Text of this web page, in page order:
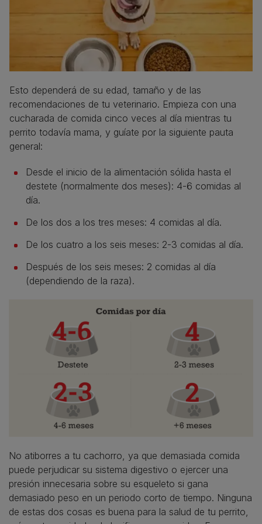
Esto dependerá de su edad, tamaño y de las
recomendaciones de tu veterinario. Empieza con una
cucharada de comida cinco veces al día mientras tu
perrito todavía mama, y guíate por la siguiente pauta
general:
Desde el inicio de la alimentación sólida hasta el
destete (normalmente dos meses): 4-6 comidas al
día.
De los dos a los tres meses: 4 comidas al día.
De los cuatro a los seis meses: 2-3 comidas al día.
Después de los seis meses: 2 comidas al día
(dependiendo de la raza).
No atiborres a tu cachorro, ya que demasiada comida
puede perjudicar su sistema digestivo o ejercer una
presión innecesaria sobre su esqueleto si gana
demasiado peso en un periodo corto de tiempo. Ninguna
de estas dos cosas es buena para la salud de tu perrito,